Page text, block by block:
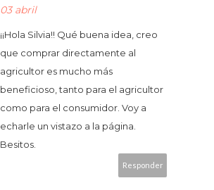
03 abril
¡¡Hola Silvia!! Qué buena idea, creo
que comprar directamente al
agricultor es mucho más
beneficioso, tanto para el agricultor
como para el consumidor. Voy a
echarle un vistazo a la página.
Besitos.
Responder